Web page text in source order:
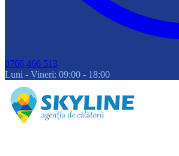
0766 466 513
Luni - Vineri: 09:00 - 18:00